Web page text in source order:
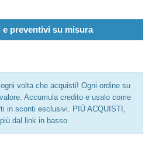
e preventivi su misura
volta che acquisti! Ogni ordine su
Accumula credito e usalo come
in sconti esclusivi. PIÙ ACQUISTI,
dal link in basso